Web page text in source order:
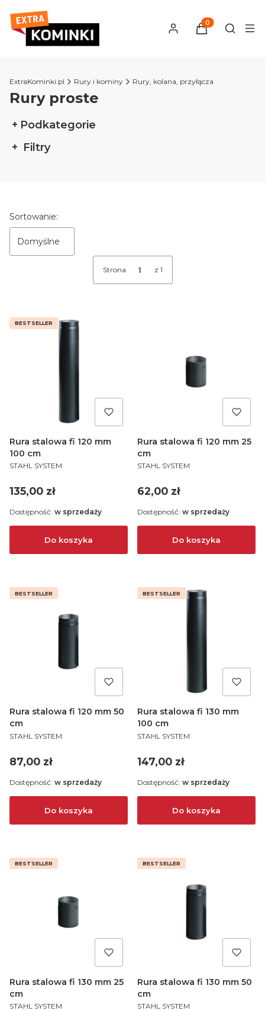
Produkty w
Otwórz
ExtraKominki.pl Rury i kominy Rury, kolana, przyłącza
Rury proste
Podkategorie
Filtry
Lista produktów
Sortowanie:
Domyślne
Strona z 1
BESTSELLER
Rura stalowa fi 120 mm
100 cm
PRODUCENT
STAHL SYSTEM
Cena
135,00 zł
Do koszyka
Dostępność: w sprzedaży
Rura stalowa fi 120 mm 25
cm
PRODUCENT
STAHL SYSTEM
Cena
62,00 zł
Do koszyka
Dostępność: w sprzedaży
BESTSELLER
Rura stalowa fi 120 mm 50
cm
PRODUCENT
STAHL SYSTEM
Cena
87,00 zł
Do koszyka
Dostępność: w sprzedaży
BESTSELLER
Rura stalowa fi 130 mm
100 cm
PRODUCENT
STAHL SYSTEM
Cena
147,00 zł
Do koszyka
Dostępność: w sprzedaży
BESTSELLER
Rura stalowa fi 130 mm 25
cm
PRODUCENT
STAHL SYSTEM
BESTSELLER
Rura stalowa fi 130 mm 50
cm
PRODUCENT
STAHL SYSTEM